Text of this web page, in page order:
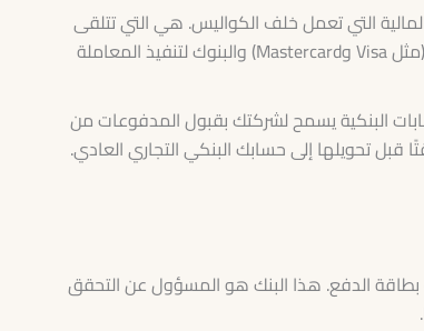
التي تعمل خلف الكواليس. هي التي تتلقى
البيانات المشفرة من البوابة وتتواصل مع شبكات البطاقات (مثل Visa وMastercard) والبنوك لتنفيذ المعاملة
البنكية يسمح لشركتك بقبول المدفوعات من
قبل تحويلها إلى حسابك البنكي التجاري العادي.
الدفع. هذا البنك هو المسؤول عن التحقق